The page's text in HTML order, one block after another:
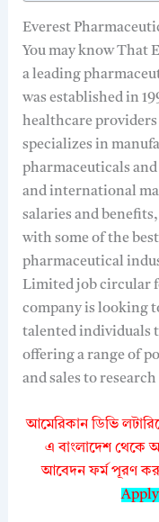
Everest
You may know That
a leading
was established in
healthcare
specializes in
pharmaceuticals
and international
salaries and
with some of the
pharmaceutical
Limited job circular
company is looking
talented individuals
offering a range of
and sales to
আমেরিকান ডিভি
এ বাংলাদেশ থেকে
আবেদন ফর্ম পূরণ